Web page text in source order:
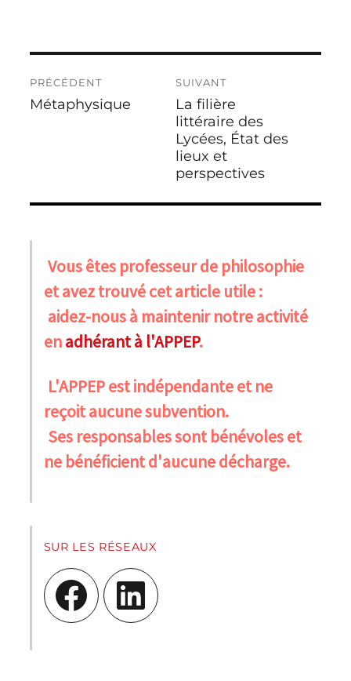
de
l’article
PRÉCÉDENT
Publication
Métaphysique
SUIVANT
Publication
suivante :
La filière
littéraire des
Lycées, État des
lieux et
perspectives
Vous êtes professeur de philosophie
et avez trouvé cet article utile :
aidez-nous à maintenir notre activité
enadhérant à l'APPEP.
L'APPEP est indépendante et ne
reçoit aucune subvention.
Ses responsables sont bénévoles et
ne bénéficient d'aucune décharge.
SUR LES RÉSEAUX
Facebook LinkedIn